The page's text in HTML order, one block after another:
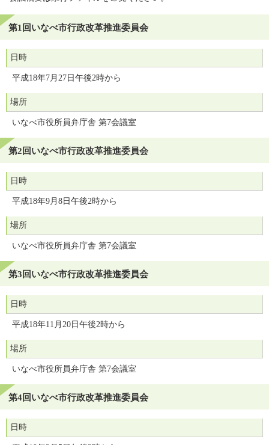
第1回いなべ市行政改革推進委員会
日時
平成18年7月27日午後2時から
場所
いなべ市役所員弁庁舎 第7会議室
第2回いなべ市行政改革推進委員会
日時
平成18年9月8日午後2時から
場所
いなべ市役所員弁庁舎 第7会議室
第3回いなべ市行政改革推進委員会
日時
平成18年11月20日午後2時から
場所
いなべ市役所員弁庁舎 第7会議室
第4回いなべ市行政改革推進委員会
日時